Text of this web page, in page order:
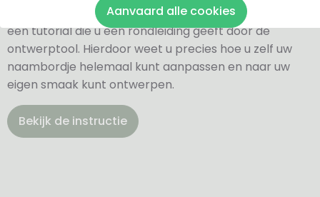
Via onderstaande knop komt u bij een instructie en
een tutorial die u een rondleiding geeft door de
ontwerptool. Hierdoor weet u precies hoe u zelf uw
naambordje helemaal kunt aanpassen en naar uw
eigen smaak kunt ontwerpen.
Bekijk de instructie
Aanvaard alle cookies